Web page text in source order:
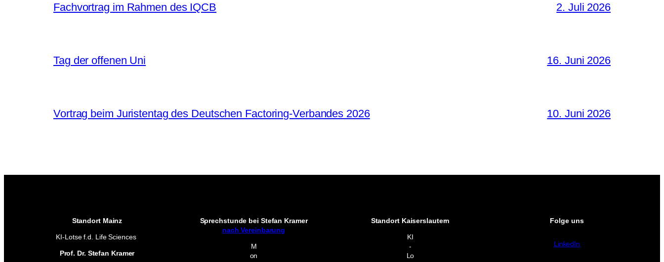
Fachvortrag im Rahmen des IQCB 2. Juli 2026
Tag der offenen Uni 16. Juni 2026
Vortrag beim Juristentag des Deutschen Factoring-Verbandes 2026 10. Juni 2026
Standort Mainz
KI-Lotse f.d. Life Sciences
Prof. Dr. Stefan Kramer
Sprechstunde bei Stefan Kramer
nach Vereinbarung
M
on
Standort Kaiserslautern
KI
-
Lo
Folge uns
LinkedIn